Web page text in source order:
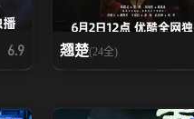
6.9 翘楚(24全)